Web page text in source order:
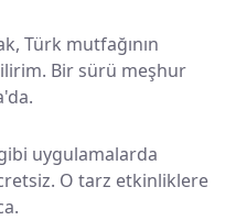
Türk mutfağının
Bir sürü meşhur
uygulamalarda
O tarz etkinliklere